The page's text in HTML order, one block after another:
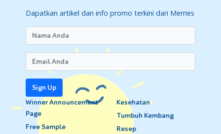
Dapatkan artikel dan info promo terkini dari Merries
Sign Up
Winner Announcement
Page
Free Sample
Kesehatan
Tumbuh Kembang
Resep